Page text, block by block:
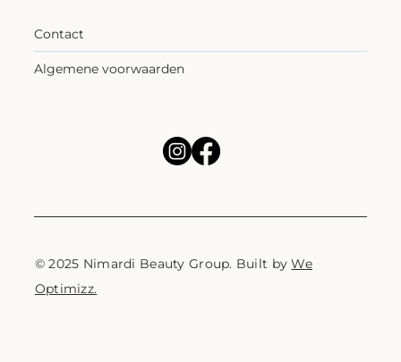
© 2025 Nimardi Beauty Group. Built byWe
Optimizz.
Contact
Algemene voorwaarden